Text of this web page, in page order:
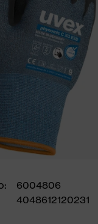
6004806
4048612120231